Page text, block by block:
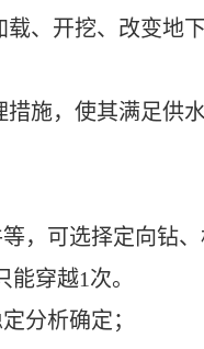
、开挖、改变地
施，使其满足供
， 可选择定向钻
能穿越1次。
分析确定；